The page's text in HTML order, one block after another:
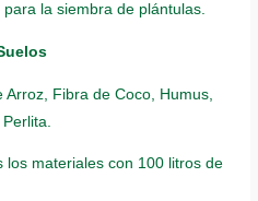
la siembra de plántulas.
Fibra de Coco, Humus,
los materiales con 100 litros de